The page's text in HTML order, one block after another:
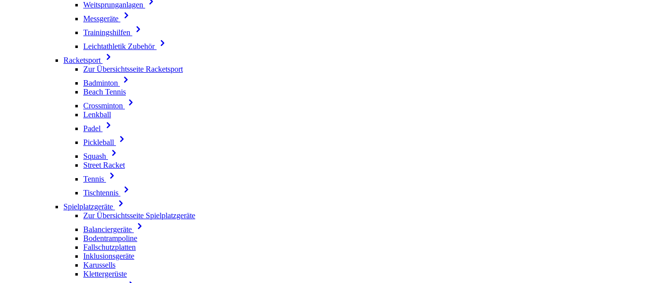
Weitsprunganlagen
Messgeräte
Trainingshilfen
Leichtathletik Zubehör
Racketsport
Zur Übersichtsseite Racketsport
Badminton
Beach Tennis
Crossminton
Lenkball
Padel
Pickleball
Squash
Street Racket
Tennis
Tischtennis
Spielplatzgeräte
Zur Übersichtsseite Spielplatzgeräte
Balanciergeräte
Bodentrampoline
Fallschutzplatten
Inklusionsgeräte
Karussells
Klettergerüste